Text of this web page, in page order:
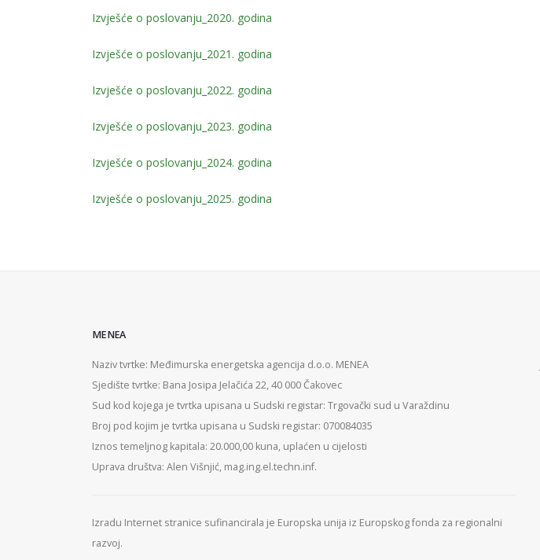
Izvješće o poslovanju_2020. godina
Izvješće o poslovanju_2021. godina
Izvješće o poslovanju_2022. godina
Izvješće o poslovanju_2023. godina
Izvješće o poslovanju_2024. godina
Izvješće o poslovanju_2025. godina
MENEA
Naziv tvrtke: Međimurska energetska agencija d.o.o. MENEA
Sjedište tvrtke: Bana Josipa Jelačića 22, 40 000 Čakovec
Sud kod kojega je tvrtka upisana u Sudski registar: Trgovački sud u Varaždinu
Broj pod kojim je tvrtka upisana u Sudski registar: 070084035
Iznos temeljnog kapitala: 20.000,00 kuna, uplaćen u cijelosti
Uprava društva: Alen Višnjić, mag.ing.el.techn.inf.
Izradu Internet stranice sufinancirala je Europska unija iz Europskog fonda za regionalni
razvoj.